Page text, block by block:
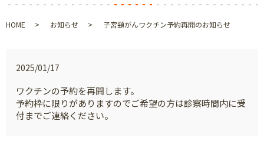
HOME お知らせ 子宮頸がんワクチン予約再開のお知らせ
2025/01/17
ワクチンの予約を再開します。
予約枠に限りがありますのでご希望の方は診察時間内に受
付までご連絡ください。